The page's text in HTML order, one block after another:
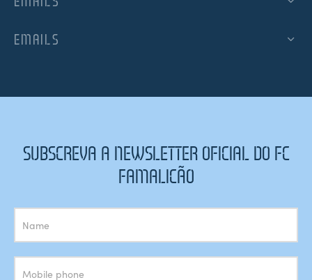
EMAILS
SUBSCREVA A NEWSLETTER OFICIAL DO FC
FAMALICÃO
Subscrição
Newsletter